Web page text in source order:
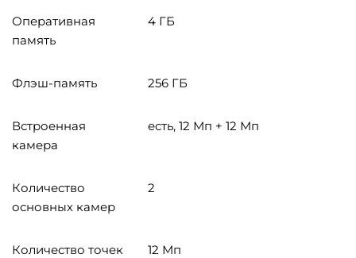
Оперативная
память
4 ГБ
Флэш-память 256 ГБ
Встроенная
камера
есть, 12 Мп + 12 Мп
Количество
основных камер
2
Количество точек
12 Мп